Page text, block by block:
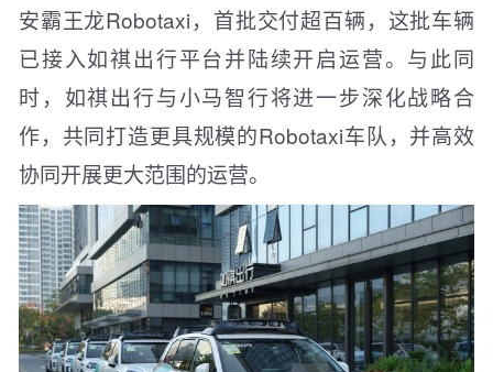
安霸王龙Robotaxi，首批交付超百辆，这批车辆
已接入如祺出行平台并陆续开启运营。与此同
时，如祺出行与小马智行将进一步深化战略合
作，共同打造更具规模的Robotaxi车队，并高效
协同开展更大范围的运营。